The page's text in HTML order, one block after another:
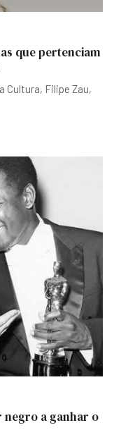
que pertenciam
Cultura, Filipe Zau,
a ganhar o